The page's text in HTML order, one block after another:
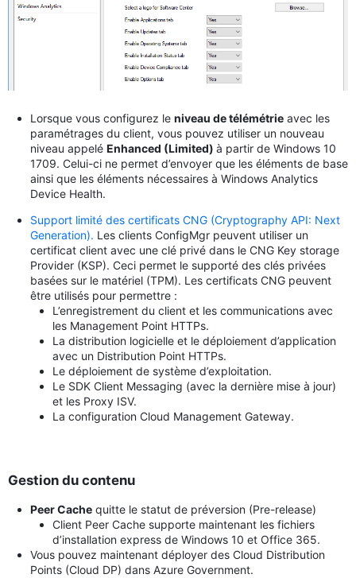
Lorsque vous configurez le niveau de télémétrie avec les
paramétrages du client, vous pouvez utiliser un nouveau
niveau appelé Enhanced (Limited) à partir de Windows 10
1709. Celui-ci ne permet d’envoyer que les éléments de base
ainsi que les éléments nécessaires à Windows Analytics
Device Health.
Support limité des certificats CNG (Cryptography API: Next
Generation). Les clients ConfigMgr peuvent utiliser un
certificat client avec une clé privé dans le CNG Key storage
Provider (KSP). Ceci permet le supporté des clés privées
basées sur le matériel (TPM). Les certificats CNG peuvent
être utilisés pour permettre :
L’enregistrement du client et les communications avec
les Management Point HTTPs.
La distribution logicielle et le déploiement d’application
avec un Distribution Point HTTPs.
Le déploiement de système d’exploitation.
Le SDK Client Messaging (avec la dernière mise à jour)
et les Proxy ISV.
La configuration Cloud Management Gateway.
Gestion du contenu
Peer Cache quitte le statut de préversion (Pre-release)
Client Peer Cache supporte maintenant les fichiers
d’installation express de Windows 10 et Office 365.
Vous pouvez maintenant déployer des Cloud Distribution
Points (Cloud DP) dans Azure Government.